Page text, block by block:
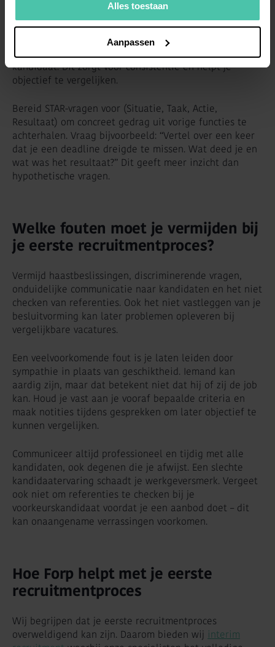
Alles toestaan
Aanpassen
Ontwikkel een gespreksstructuur die je bij elke
kandidaat volgt: opening, doorloop van ervaring,
specifieke situatievragen, vragen over motivatie en
toekomstplannen, en ruimte voor vragen van de
kandidaat. Dit zorgt voor consistentie en helpt je
objectief te vergelijken.
Bereid STAR-vragen voor (Situatie, Taak, Actie,
Resultaat) om concreet gedrag uit vorige functies te
achterhalen. Vraag bijvoorbeeld: “Vertel over een keer
dat je een deadline dreigde te missen. Wat deed je en
wat was het resultaat?” Dit geeft meer inzicht dan
hypothetische vragen.
Welke fouten moet je vermijden bij
je eerste recruitmentproces?
Vermijd haastbeslissingen, discriminerende vragen,
onduidelijke communicatie naar kandidaten en het niet
checken van referenties. Ook het niet vastleggen van je
besluitvorming kan later problemen opleveren bij
vergelijkbare vacatures.
Een veelvoorkomende fout is je laten leiden door
sympathie in plaats van geschiktheid. Iemand kan
aardig zijn, maar dat betekent niet dat hij of zij de job
kan. Houd je vast aan je vooraf bepaalde criteria en
maak notities tijdens gesprekken om later objectief te
kunnen vergelijken.
Communiceer altijd professioneel en tijdig met alle
kandidaten, ook degenen die je afwijst. Een slechte
kandidaatervaring schaadt je werkgeversmerk. Vergeet
ook niet om referenties te checken bij je
voorkeurskandidaat voordat je een aanbod doet – dit
kan onaangename verrassingen voorkomen.
Hoe Forp helpt met je eerste
recruitmentproces
Wij begrijpen dat je eerste recruitmentproces
overweldigend kan zijn. Daarom bieden wij interim